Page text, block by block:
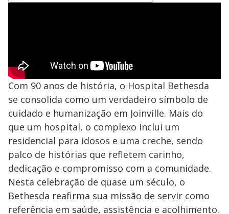
Com 90 anos de história, o Hospital Bethesda
se consolida como um verdadeiro símbolo de
cuidado e humanização em Joinville. Mais do
que um hospital, o complexo inclui um
residencial para idosos e uma creche, sendo
palco de histórias que refletem carinho,
dedicação e compromisso com a comunidade.
Nesta celebração de quase um século, o
Bethesda reafirma sua missão de servir como
referência em saúde, assistência e acolhimento.